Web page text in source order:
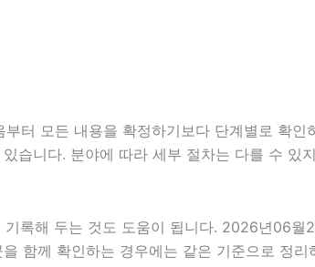
터 모든 내용을 확정하기보다 단계별로 확
습니다. 분야에 따라 세부 절차는 다를 수 있
록해 두는 것도 도움이 됩니다. 2026년06
함께 확인하는 경우에는 같은 기준으로 정리